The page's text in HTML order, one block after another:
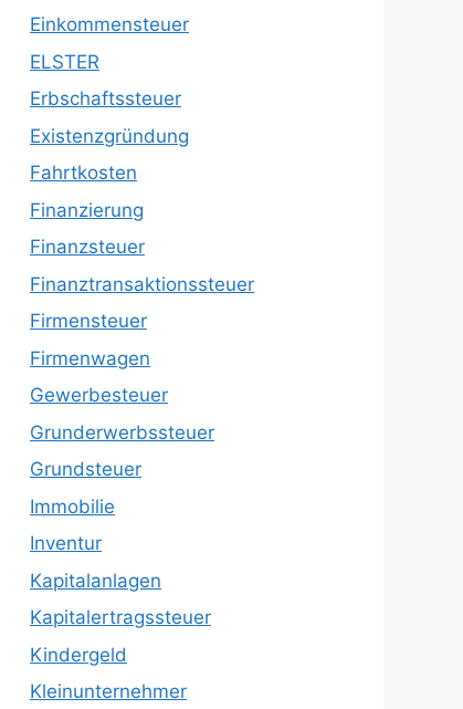
Einkommensteuer
ELSTER
Erbschaftssteuer
Existenzgründung
Fahrtkosten
Finanzierung
Finanzsteuer
Finanztransaktionssteuer
Firmensteuer
Firmenwagen
Gewerbesteuer
Grunderwerbssteuer
Grundsteuer
Immobilie
Inventur
Kapitalanlagen
Kapitalertragssteuer
Kindergeld
Kleinunternehmer